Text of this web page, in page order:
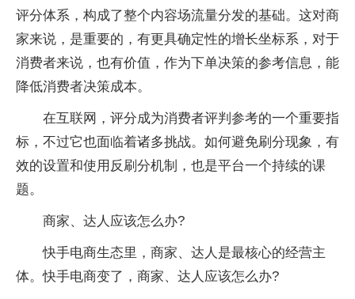
评分体系，构成了整个内容场流量分发的基础。这对商
家来说，是重要的，有更具确定性的增长坐标系，对于
消费者来说，也有价值，作为下单决策的参考信息，能
降低消费者决策成本。
在互联网，评分成为消费者评判参考的一个重要指
标，不过它也面临着诸多挑战。如何避免刷分现象，有
效的设置和使用反刷分机制，也是平台一个持续的课
题。
商家、达人应该怎么办?
快手电商生态里，商家、达人是最核心的经营主
体。快手电商变了，商家、达人应该怎么办?